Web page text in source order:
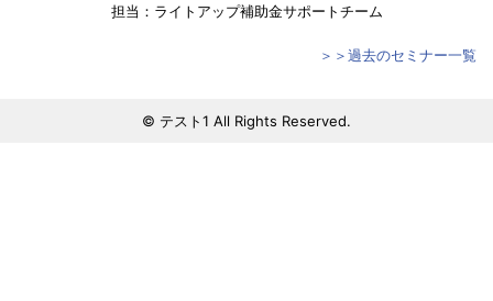
担当：ライトアップ補助金サポートチーム
＞＞過去のセミナー一覧
© テスト1 All Rights Reserved.